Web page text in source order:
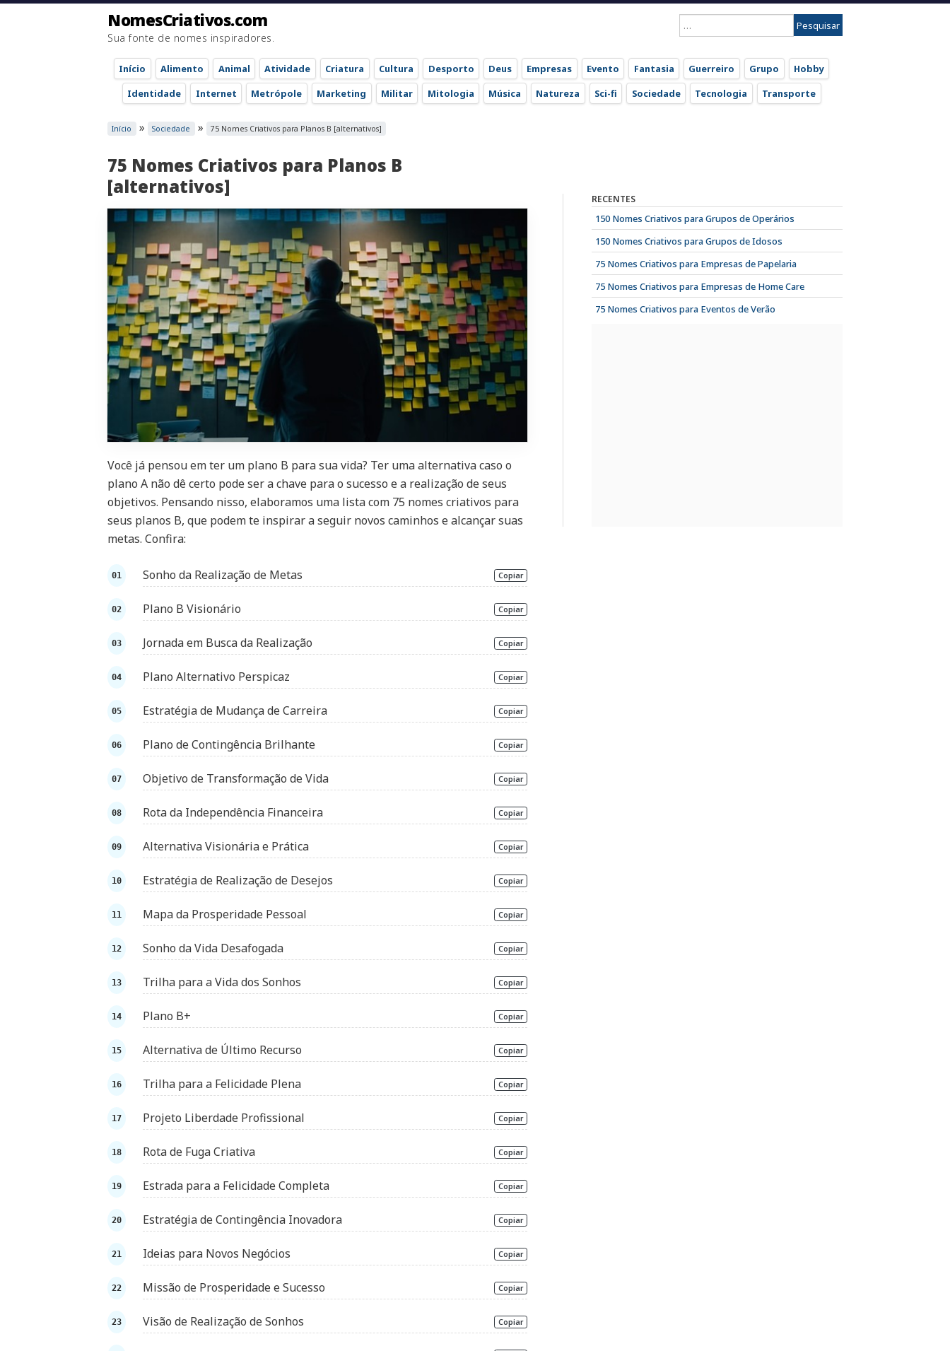
NomesCriativos.com
Sua fonte de nomes inspiradores.
por:
Início Alimento Animal Atividade Criatura Cultura Desporto Deus Empresas Evento Fantasia Guerreiro Grupo
Hobby
Identidade
Internet Metrópole Marketing Militar Mitologia Música Natureza Sci-fi Sociedade Tecnologia Transporte
Início » Sociedade » 75 Nomes Criativos para Planos B [alternativos]
75 Nomes Criativos para Planos B
[alternativos]
Você já pensou em ter um plano B para sua vida? Ter uma alternativa caso o
plano A não dê certo pode ser a chave para o sucesso e a realização de seus
objetivos. Pensando nisso, elaboramos uma lista com 75 nomes criativos para
seus planos B, que podem te inspirar a seguir novos caminhos e alcançar suas
metas. Confira:
Sonho da Realização de Metas Copiar
Plano B Visionário Copiar
Jornada em Busca da Realização Copiar
Plano Alternativo Perspicaz Copiar
Estratégia de Mudança de Carreira Copiar
Plano de Contingência Brilhante Copiar
Objetivo de Transformação de Vida Copiar
Rota da Independência Financeira Copiar
Alternativa Visionária e Prática Copiar
Estratégia de Realização de Desejos Copiar
Mapa da Prosperidade Pessoal Copiar
Sonho da Vida Desafogada Copiar
Trilha para a Vida dos Sonhos Copiar
Plano B+ Copiar
Alternativa de Último Recurso Copiar
Trilha para a Felicidade Plena Copiar
Projeto Liberdade Profissional Copiar
Rota de Fuga Criativa Copiar
Estrada para a Felicidade Completa Copiar
Estratégia de Contingência Inovadora Copiar
Ideias para Novos Negócios Copiar
Missão de Prosperidade e Sucesso Copiar
Visão de Realização de Sonhos Copiar
RECENTES
150 Nomes Criativos para Grupos de Operários
150 Nomes Criativos para Grupos de Idosos
75 Nomes Criativos para Empresas de Papelaria
75 Nomes Criativos para Empresas de Home Care
75 Nomes Criativos para Eventos de Verão